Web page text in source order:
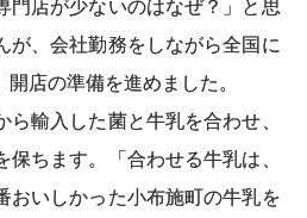
店が少ないのはなぜ？」と思
が、会社勤務をしながら全国に
店の準備を進めました。
輸入した菌と牛乳を合わせ、
ちます。「合わせる牛乳は、
おいしかった小布施町の牛乳を